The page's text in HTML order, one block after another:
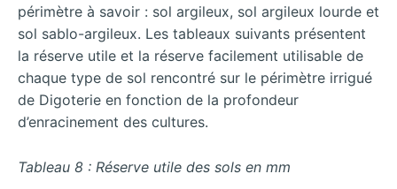
périmètre à savoir : sol argileux, sol argileux lourde et
sol sablo-argileux. Les tableaux suivants présentent
la réserve utile et la réserve facilement utilisable de
chaque type de sol rencontré sur le périmètre irrigué
de Digoterie en fonction de la profondeur
d’enracinement des cultures.
Tableau 8 : Réserve utile des sols en mm